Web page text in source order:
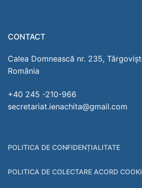
CONTACT
Calea Domnească nr. 235,
România
+40 245 -210-966
secretariat.ienachita@gmail.com
POLITICA DE CONFIDENȚIALITATE
POLITICA DE COLECTARE ACORD